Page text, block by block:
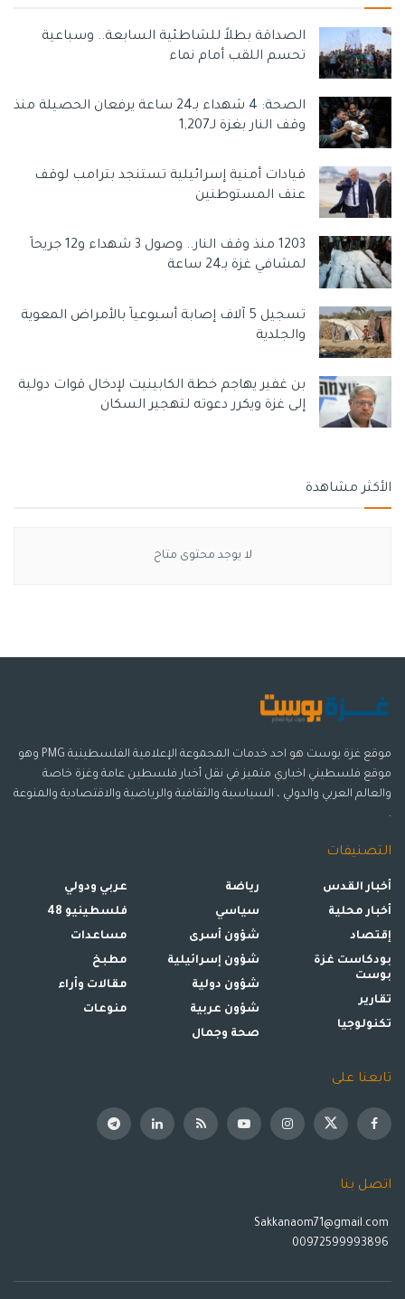
الصداقة بطلاً للشاطئية السابعة.. وسباعية
تحسم اللقب أمام نماء
الصحة: 4 شهداء بـ24 ساعة يرفعان الحصيلة منذ
وقف النار بغزة لـ1,207
قيادات أمنية إسرائيلية تستنجد بترامب لوقف
عنف المستوطنين
1203 منذ وقف النار.. وصول 3 شهداء و12 جريحاً
لمشافي غزة بـ24 ساعة
تسجيل 5 آلاف إصابة أسبوعياً بالأمراض المعوية
والجلدية
بن غفير يهاجم خطة الكابينيت لإدخال قوات دولية
إلى غزة ويكرر دعوته لتهجير السكان
الأكثر مشاهدة
لا يوجد محتوى متاح
موقع غزة بوست هو احد خدمات المجموعة الإعلامية الفلسطينية PMG وهو
موقع فلسطيني اخباري متميز في نقل أخبار فلسطين عامة وغزة خاصة
والعالم العربي والدولي ، السياسية والثقافية والرياضية والاقتصادية والمنوعة
.
التصنيفات
أخبار القدس
أخبار محلية
إقتصاد
بودكاست غزة
بوست
تقارير
تكنولوجيا
رياضة
سياسي
شؤون أسرى
شؤون إسرائيلية
شؤون دولية
شؤون عربية
صحة وجمال
عربي ودولي
فلسطينيو 48
مساعدات
مطبخ
مقالات وأراء
منوعات
تابعنا على
اتصل بنا
Sakkanaom71@gmail.com